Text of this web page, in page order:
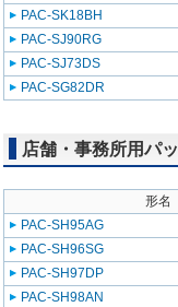
PAC-SK18BH
PAC-SJ90RG
PAC-SJ73DS
PAC-SG82DR
店舗・事務所用パ
形名
PAC-SH95AG
PAC-SH96SG
PAC-SH97DP
PAC-SH98AN